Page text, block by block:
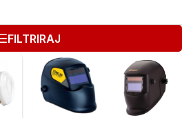
FILTRIRAJ